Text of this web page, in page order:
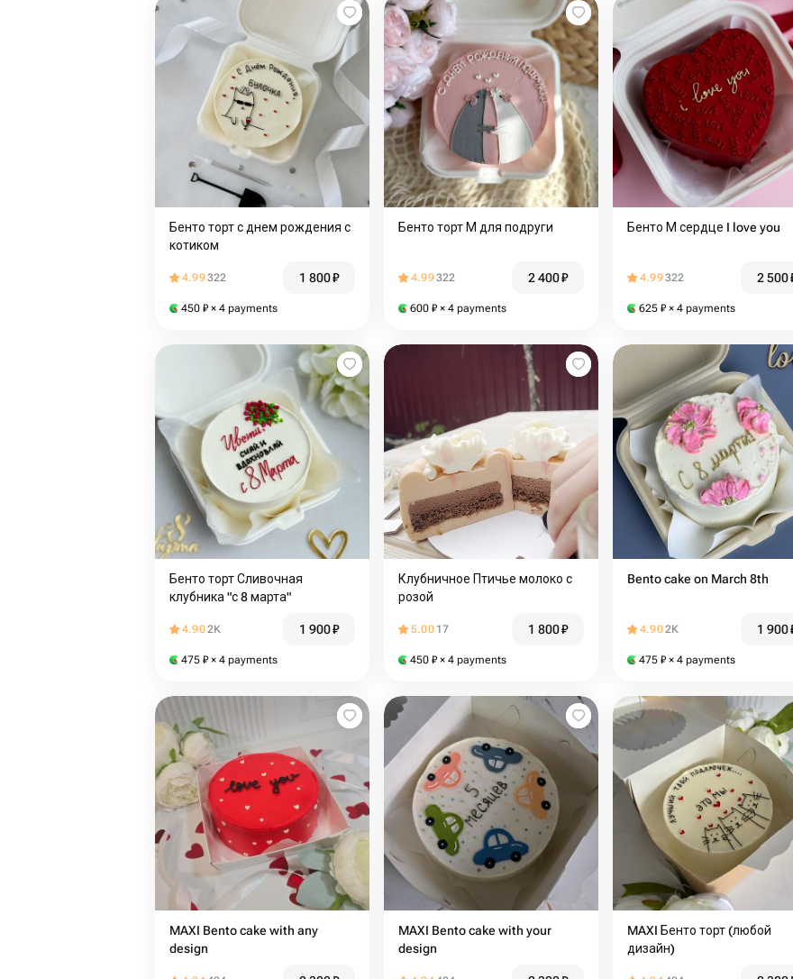
Бенто торт с днем рождения с
котиком
4.99322 1 800₽
450 ₽ × 4 payments
Бенто торт М для подруги
4.99322 2 400₽
600 ₽ × 4 payments
Бенто М сердце I love you
4.99322 2 500
625 ₽ × 4 payments
Бенто торт Сливочная
клубника "с 8 марта"
4.902K 1 900₽
475 ₽ × 4 payments
Клубничное Птичье молоко с
розой
5.00 17 1 800₽
450 ₽ × 4 payments
Bento cake on March 8th
4.902K 1 900
475 ₽ × 4 payments
MAXI Bento cake with any
design
MAXI Bento cake with your
design
MAXI Бенто торт (любой
дизайн)